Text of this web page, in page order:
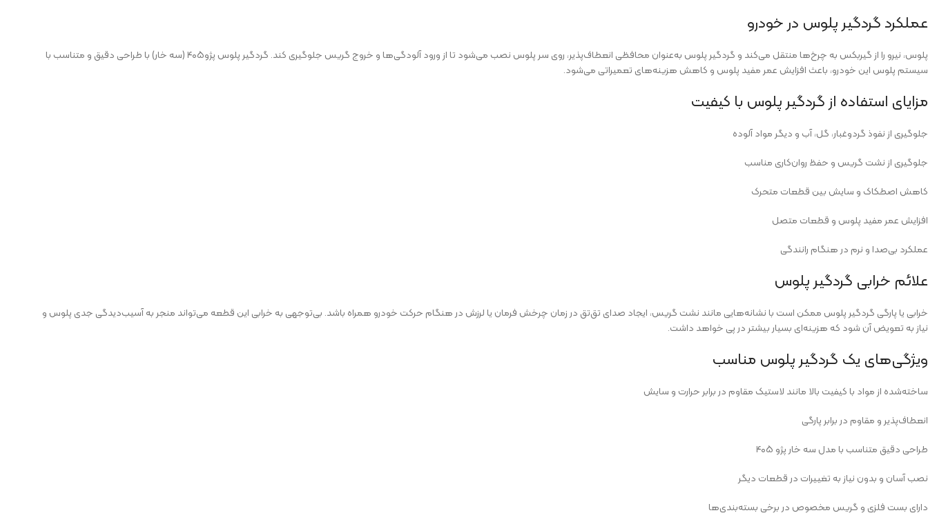
عملکرد گردگیر پلوس در خودرو
پلوس، نیرو را از گیربکس به چرخ‌ها منتقل می‌کند و گردگیر پلوس به‌عنوان محافظی انعطاف‌پذیر، روی سر پلوس نصب می‌شود تا از ورود آلودگی‌ها و خروج گریس جلوگیری کند. گردگیر پلوس پژو۴۰۵ (سه خار) با طراحی دقیق و متناسب با
سیستم پلوس این خودرو، باعث افزایش عمر مفید پلوس و کاهش هزینه‌های تعمیراتی می‌شود.
مزایای استفاده از گردگیر پلوس با کیفیت
جلوگیری از نفوذ گردوغبار، گل، آب و دیگر مواد آلوده
جلوگیری از نشت گریس و حفظ روان‌کاری مناسب
کاهش اصطکاک و سایش بین قطعات متحرک
افزایش عمر مفید پلوس و قطعات متصل
عملکرد بی‌صدا و نرم در هنگام رانندگی
علائم خرابی گردگیر پلوس
خرابی یا پارگی گردگیر پلوس ممکن است با نشانه‌هایی مانند نشت گریس، ایجاد صدای تق‌تق در زمان چرخش فرمان یا لرزش در هنگام حرکت خودرو همراه باشد. بی‌توجهی به خرابی این قطعه می‌تواند منجر به آسیب‌دیدگی جدی پلوس و
نیاز به تعویض آن شود که هزینه‌ای بسیار بیشتر در پی خواهد داشت.
ویژگی‌های یک گردگیر پلوس مناسب
ساخته‌شده از مواد با کیفیت بالا مانند لاستیک مقاوم در برابر حرارت و سایش
انعطاف‌پذیر و مقاوم در برابر پارگی
طراحی دقیق متناسب با مدل سه خار پژو ۴۰۵
نصب آسان و بدون نیاز به تغییرات در قطعات دیگر
دارای بست فلزی و گریس مخصوص در برخی بسته‌بندی‌ها